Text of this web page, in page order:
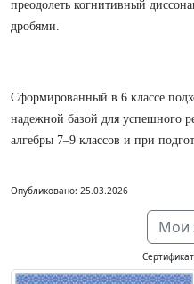
преодолеть когнитивный
дробями.
Сформированный в 6 классе
надежной базой для успешного
алгебры 7–9 классов и при
Опубликовано: 25.03.2026
Мои